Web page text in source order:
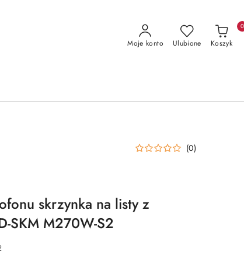
Moje konto Ulubione Koszyk
0
(0)
skrzynka na listy z
SKM M270W-S2